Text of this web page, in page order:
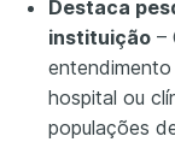
Destaca
instituição –
hospital ou
populações